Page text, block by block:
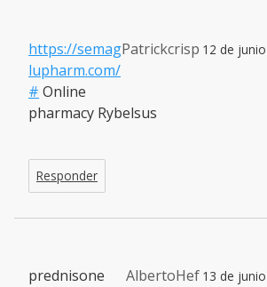
Patrickcrisp 12 de
https://semag
lupharm.com/
# Online
pharmacy Rybelsus
Responder
AlbertoHef 13 de
prednisone